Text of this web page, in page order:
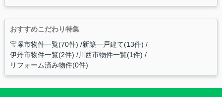
おすすめこだわり特集
宝塚市物件一覧(70件) 新築一戸建て(13件)
伊丹市物件一覧(2件) 川西市物件一覧(1件)
リフォーム済み物件(0件)